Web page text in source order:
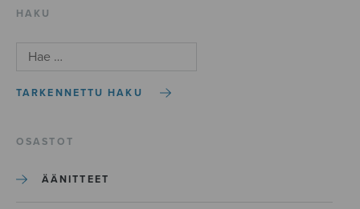
HAKU
TARKENNETTU HAKU
OSASTOT
ÄÄNITTEET